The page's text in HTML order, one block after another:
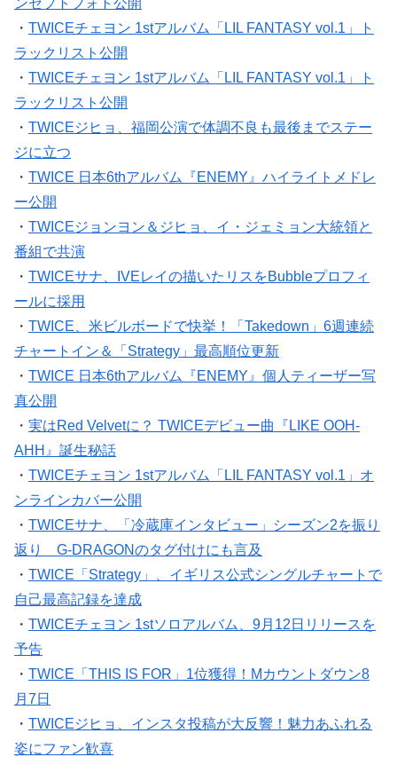
・ TWICEチェヨン 1stアルバム「LIL FANTASY vol.1」ト
ラックリスト公開
・ TWICEチェヨン 1stアルバム「LIL FANTASY vol.1」ト
ラックリスト公開
・ TWICEジヒョ、福岡公演で体調不良も最後までステー
ジに立つ
・ TWICE 日本6thアルバム『ENEMY』ハイライトメドレ
ー公開
・ TWICEジョンヨン＆ジヒョ、イ・ジェミョン大統領と
番組で共演
・ TWICEサナ、IVEレイの描いたリスをBubbleプロフィ
ールに採用
・ TWICE、米ビルボードで快挙！「Takedown」6週連続
チャートイン＆「Strategy」最高順位更新
・ TWICE 日本6thアルバム『ENEMY』個人ティーザー写
真公開
・ 実はRed Velvetに？ TWICEデビュー曲『LIKE OOH-
AHH』誕生秘話
・ TWICEチェヨン 1stアルバム「LIL FANTASY vol.1」オ
ンラインカバー公開
・ TWICEサナ、「冷蔵庫インタビュー」シーズン2を振り
返り G-DRAGONのタグ付けにも言及
・ TWICE「Strategy」、イギリス公式シングルチャートで
自己最高記録を達成
・ TWICEチェヨン 1stソロアルバム、9月12日リリースを
予告
・ TWICE「THIS IS FOR」1位獲得！Mカウントダウン8
月7日
・ TWICEジヒョ、インスタ投稿が大反響！魅力あふれる
姿にファン歓喜